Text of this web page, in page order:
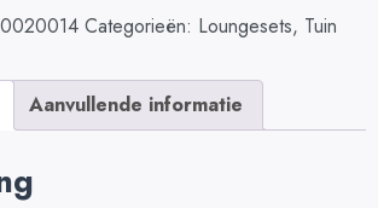
Categorieën: Loungesets, Tuin
Aanvullende informatie